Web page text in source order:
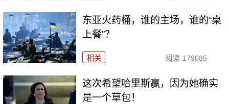
东亚火药桶，谁的主场，谁的“桌
上餐”？
相关 阅读 179085
这次希望哈里斯赢，因为她确实
是一个草包！